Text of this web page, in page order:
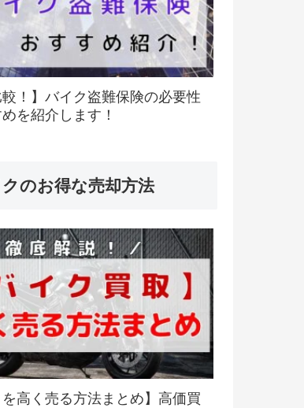
較！】バイク盗難保険の必要性
を紹介します！
のお得な売却方法
を高く売る方法まとめ】高価買